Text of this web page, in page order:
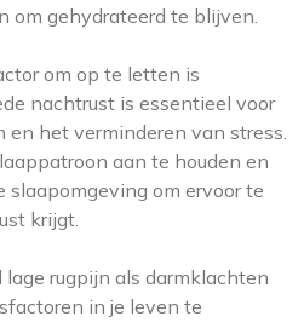
om gehydrateerd te blijven.
om op te letten is
nachtrust is essentieel voor
en het verminderen van stress.
aan te houden en
slaapomgeving om ervoor te
krijgt.
rugpijn als darmklachten
in je leven te